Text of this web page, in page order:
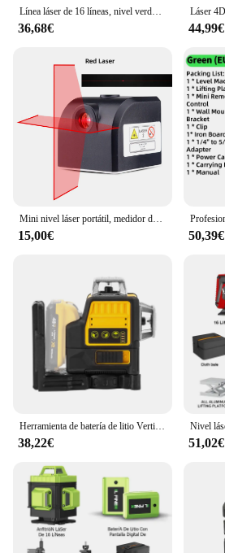
Línea láser de 16 líneas, nivel verde, Línea Verde, nivel automático 360, Horizontal y Vertical, Rayo Verde ultrapotente, multif
36,68€ 44,99€
Mini nivel láser portátil, medidor de nivel láser de 2 líneas, líneas cruzadas horizontales y verticales, carga USB, láser verde súper potente
15,00€ 50,39€
38,22€ 51,02€